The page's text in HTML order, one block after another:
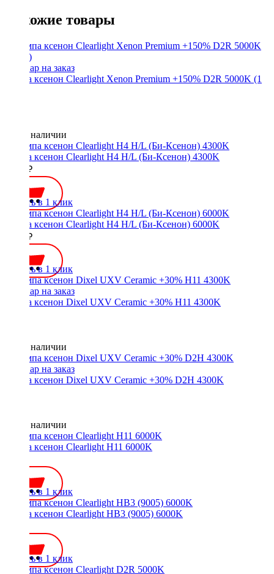
Похожие товары
Лампа ксенон Clearlight Xenon Premium +150% D2R 5000K (1
Нет в наличии
Лампа ксенон Clearlight H4 H/L (Би-Ксенон) 4300K
1000 ₽
Купить в 1 клик
Лампа ксенон Clearlight H4 H/L (Би-Ксенон) 6000K
1000 ₽
Купить в 1 клик
Лампа ксенон Dixel UXV Ceramic +30% H11 4300K
Нет в наличии
Лампа ксенон Dixel UXV Ceramic +30% D2H 4300K
Нет в наличии
Лампа ксенон Clearlight H11 6000K
Купить в 1 клик
Лампа ксенон Clearlight HB3 (9005) 6000K
Купить в 1 клик